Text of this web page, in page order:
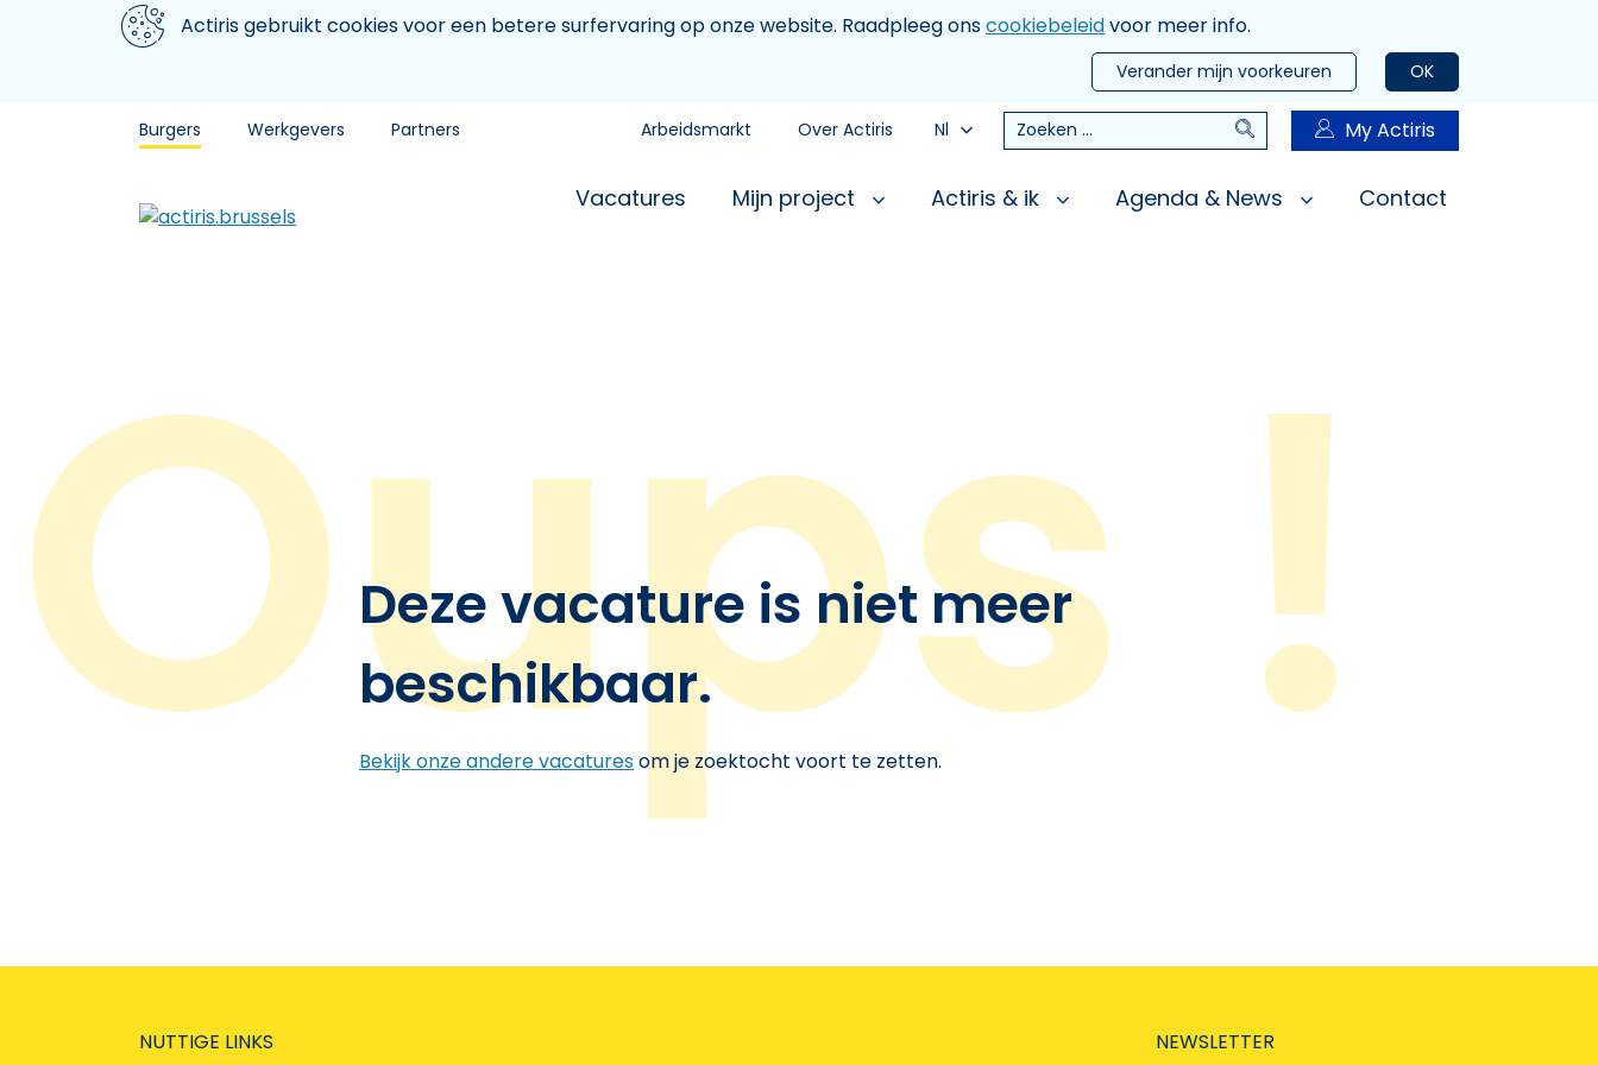
Aller au contenu principal
We gebruiken cookiesActiris gebruikt cookies voor een betere surfervaring op onze website. Raadpleeg onscookiebeleidvoor meer info.
OK
Verander mijn voorkeuren
Burgers Werkgevers Partners Arbeidsmarkt Over Actiris Nl Zoeken Zoeken My Actiris
Vacatures Mijn project Actiris & ik Agenda & News Contact
Deze vacature is niet meer
beschikbaar.
Bekijk onze andere vacaturesom je zoektocht voort te zetten.
NUTTIGE LINKS NEWSLETTER